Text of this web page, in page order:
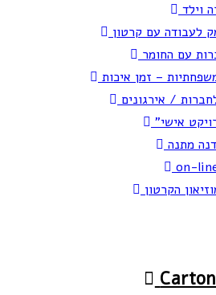
וילד
לעבודה עם קרטון
עם החומר
– זמן איכות
/ אירגונים
אישי”
מתנה
הקרטון